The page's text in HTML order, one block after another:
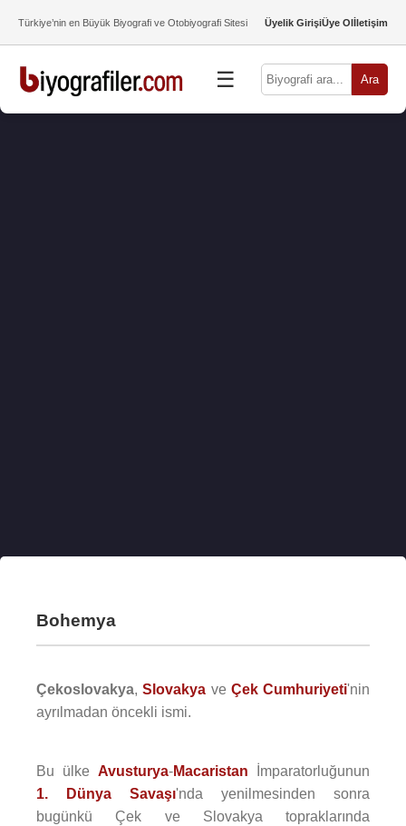
Türkiye’nin en Büyük Biyografi ve Otobiyografi Sitesi Üyelik GirişiÜye Olİletişim
☰ Ara
Bohemya
Çekoslovakya,Slovakya ve Çek Cumhuriyeti'nin
ayrılmadan öncekli ismi.
Bu ülke Avusturya-Macaristan İmparatorluğunun
1. Dünya Savaşı'nda yenilmesinden sonra
bugünkü Çek ve Slovakya topraklarında